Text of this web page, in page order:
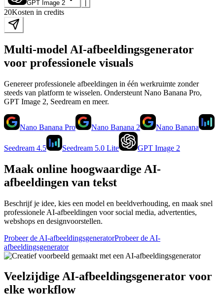
GPT Image 2
20Kosten in credits
Multi-model AI-afbeeldingsgenerator
voor professionele visuals
Genereer professionele afbeeldingen in één werkruimte zonder
steeds van platform te wisselen. Ondersteunt Nano Banana Pro,
GPT Image 2, Seedream en meer.
Nano Banana Pro Nano Banana 2 Nano Banana
Seedream 4.5 Seedream 5.0 Lite GPT Image 2
Maak online hoogwaardige AI-
afbeeldingen van tekst
Beschrijf je idee, kies een model en beeldverhouding, en maak snel
professionele AI-afbeeldingen voor social media, advertenties,
webshops en designvoorstellen.
Probeer de AI-afbeeldingsgeneratorProbeer de AI-
afbeeldingsgenerator
Veelzijdige AI-afbeeldingsgenerator voor
elke workflow